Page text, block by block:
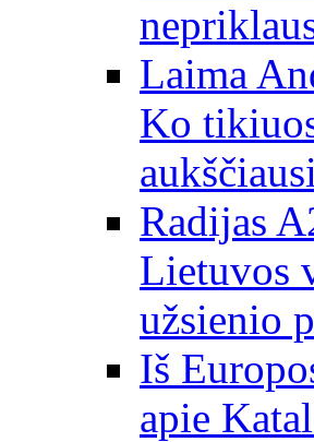
Laima
Ko
Radijas
Lietuvos
užsienio
Iš
apie